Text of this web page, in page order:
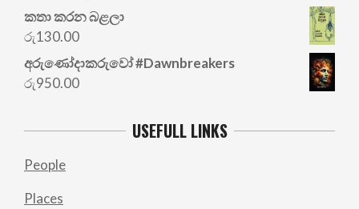
price
was:
කතා කරන බළලා
රු130.00
අරු‍ණෝදාකරුවෝ #Dawnbreakers
රු950.00
USEFULL LINKS
People
Places